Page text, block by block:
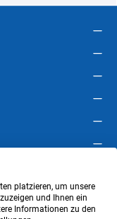
platzieren, um unsere
und Ihnen ein
Informationen zu den